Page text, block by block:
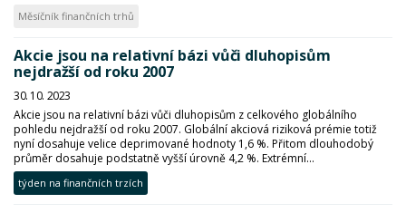
Měsíčník finančních trhů
Akcie jsou na relativní bázi vůči dluhopisům
nejdražší od roku 2007
30. 10. 2023
Akcie jsou na relativní bázi vůči dluhopisům z celkového globálního
pohledu nejdražší od roku 2007. Globální akciová riziková prémie totiž
nyní dosahuje velice deprimované hodnoty 1,6 %. Přitom dlouhodobý
průměr dosahuje podstatně vyšší úrovně 4,2 %. Extrémní...
týden na finančních trzích